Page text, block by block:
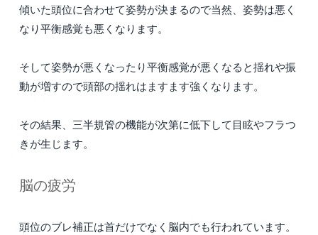
傾いた頭位に合わせて姿勢が決まるので当然、姿勢は悪く
なり平衡感覚も悪くなります。
そして姿勢が悪くなったり平衡感覚が悪くなると揺れや振
動が増すので頭部の揺れはますます強くなります。
その結果、三半規管の機能が次第に低下して目眩やフラつ
きが生じます。
脳の疲労
頭位のブレ補正は首だけでなく脳内でも行われています。